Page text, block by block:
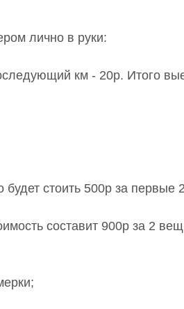
лично в руки:
км - 20р. Итого
стоить 500р за
составит 900р за 2